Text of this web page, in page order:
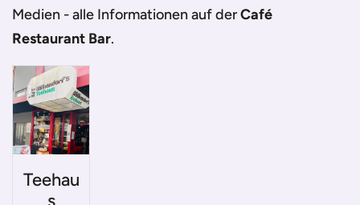
Medien - alle Informationen auf derCafé
Restaurant Bar.
Teehau
s